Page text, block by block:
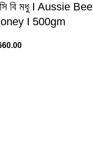
বি মধু I Aussie Bee
I 500gm